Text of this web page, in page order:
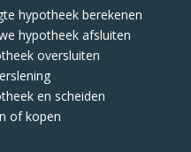
hypotheek berekenen
hypotheek afsluiten
oversluiten
en scheiden
of kopen